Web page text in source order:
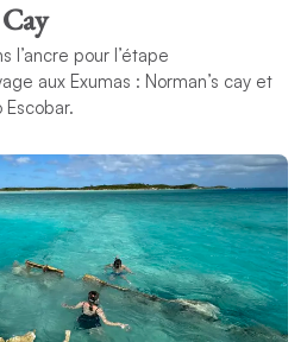
l’ancre pour l’étape
aux Exumas : Norman’s cay et
Escobar.